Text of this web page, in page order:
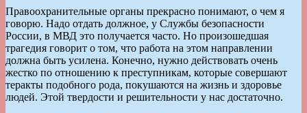
Правоохранительные органы прекрасно понимают, о чем я
говорю. Надо отдать должное, у Службы безопасности
России, в МВД это получается часто. Но произошедшая
трагедия говорит о том, что работа на этом направлении
должна быть усилена. Конечно, нужно действовать очень
жестко по отношению к преступникам, которые совершают
теракты подобного рода, покушаются на жизнь и здоровье
людей. Этой твердости и решительности у нас достаточно.